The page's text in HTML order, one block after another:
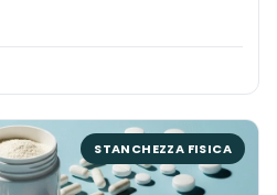
STANCHEZZA FISICA